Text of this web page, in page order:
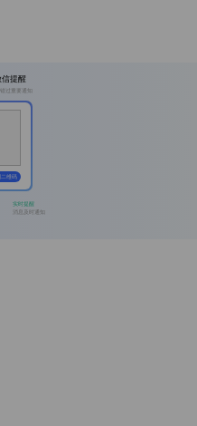
提醒
过重要通知
二维码
实时提醒
消息及时通知